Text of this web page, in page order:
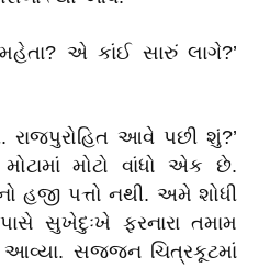
એ કાંઈ સારું લાગે?’
રાજપુરોહિત આવે પછી શું?’
મોટો વાંધો એક છે.
હજી પત્તો નથી. અમે શોધી
સુખેદુઃખે ફરનારા તમામ
સજ્જન ચિત્રકૂટમાં